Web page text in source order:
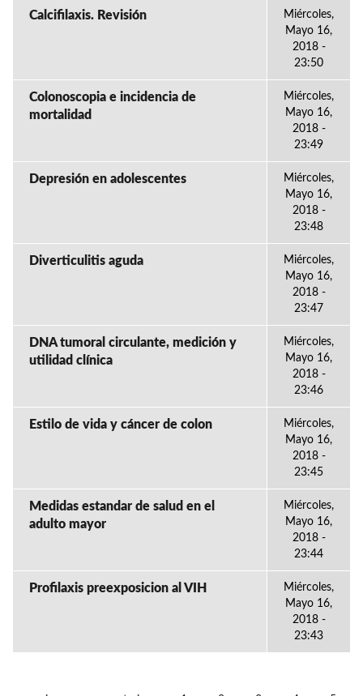
Calcifilaxis. Revisión
Miércoles,
Mayo 16,
2018 -
23:50
Colonoscopia e incidencia de
mortalidad
Miércoles,
Mayo 16,
2018 -
23:49
Depresión en adolescentes
Miércoles,
Mayo 16,
2018 -
23:48
Diverticulitis aguda
Miércoles,
Mayo 16,
2018 -
23:47
DNA tumoral circulante, medición y
utilidad clínica
Miércoles,
Mayo 16,
2018 -
23:46
Estilo de vida y cáncer de colon
Miércoles,
Mayo 16,
2018 -
23:45
Medidas estandar de salud en el
adulto mayor
Miércoles,
Mayo 16,
2018 -
23:44
Profilaxis preexposicion al VIH
Miércoles,
Mayo 16,
2018 -
23:43